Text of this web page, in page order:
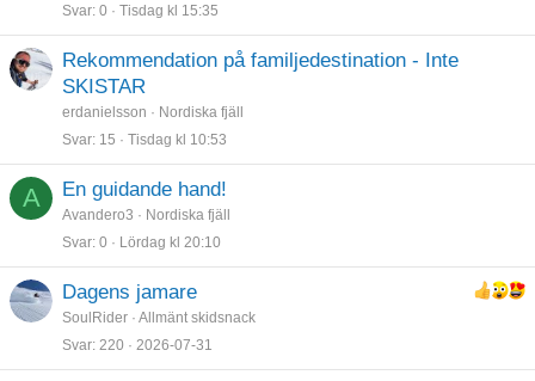
Svar 0 Tisdag kl 15:35
Rekommendation på familjedestination - Inte
SKISTAR
erdanielsson
Nordiska fjäll
Svar 15 Tisdag kl 10:53
A En guidande hand!
Avandero3
Nordiska fjäll
Svar 0 Lördag kl 20:10
Dagens jamare
SoulRider
Allmänt skidsnack
Svar 220 2026-07-31